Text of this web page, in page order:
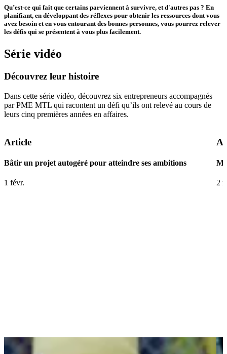
Qu’est-ce qui fait que certains parviennent à survivre, et d'autres pas ? En
planifiant, en développant des réflexes pour obtenir les ressources dont vous
avez besoin et en vous entourant des bonnes personnes, vous pourrez relever
les défis qui se présentent à vous plus facilement.
Série vidéo
Découvrez leur histoire
Dans cette série vidéo, découvrez six entrepreneurs accompagnés
par PME MTL qui racontent un défi qu’ils ont relevé au cours de
leurs cinq premières années en affaires.
Article
Bâtir un projet autogéré pour atteindre ses ambitions
1 févr. 2